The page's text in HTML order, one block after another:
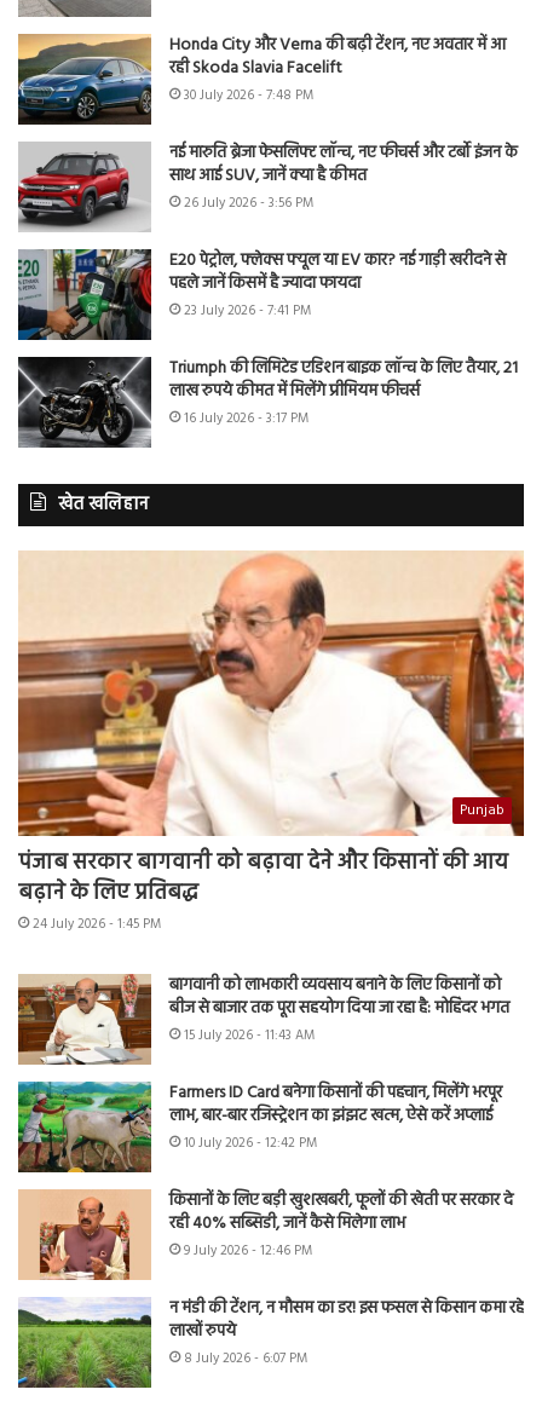
Honda City और Verna की बढ़ी टेंशन, नए अवतार में आ
रही Skoda Slavia Facelift
30 July 2026 - 7:48 PM
नई मारुति ब्रेजा फेसलिफ्ट लॉन्च, नए फीचर्स और टर्बो इंजन के
साथ आई SUV, जानें क्या है कीमत
26 July 2026 - 3:56 PM
E20 पेट्रोल, फ्लेक्स फ्यूल या EV कार? नई गाड़ी खरीदने से
पहले जानें किसमें है ज्यादा फायदा
23 July 2026 - 7:41 PM
Triumph की लिमिटेड एडिशन बाइक लॉन्च के लिए तैयार, 21
लाख रुपये कीमत में मिलेंगे प्रीमियम फीचर्स
16 July 2026 - 3:17 PM
खेत खलिहान
Punjab
पंजाब सरकार बागवानी को बढ़ावा देने और किसानों की आय
बढ़ाने के लिए प्रतिबद्ध
24 July 2026 - 1:45 PM
बागवानी को लाभकारी व्यवसाय बनाने के लिए किसानों को
बीज से बाजार तक पूरा सहयोग दिया जा रहा है: मोहिंदर भगत
15 July 2026 - 11:43 AM
Farmers ID Card बनेगा किसानों की पहचान, मिलेंगे भरपूर
लाभ, बार-बार रजिस्ट्रेशन का झंझट खत्म, ऐसे करें अप्लाई
10 July 2026 - 12:42 PM
किसानों के लिए बड़ी खुशखबरी, फूलों की खेती पर सरकार दे
रही 40% सब्सिडी, जानें कैसे मिलेगा लाभ
9 July 2026 - 12:46 PM
न मंडी की टेंशन, न मौसम का डर! इस फसल से किसान कमा रहे
लाखों रुपये
8 July 2026 - 6:07 PM